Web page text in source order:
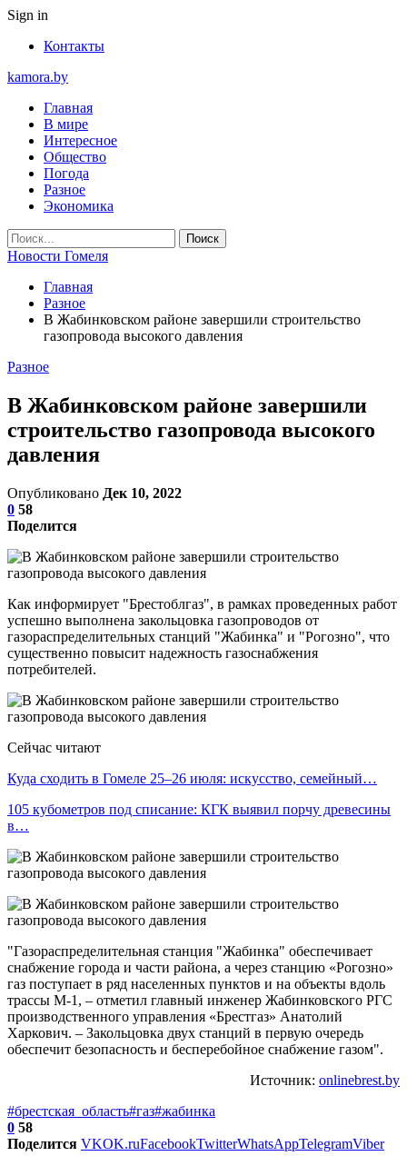
Sign in
Контакты
kamora.by
Главная
В мире
Интересное
Общество
Погода
Разное
Экономика
Новости Гомеля
Главная
Разное
В Жабинковском районе завершили строительство
газопровода высокого давления
Разное
В Жабинковском районе завершили
строительство газопровода высокого
давления
Опубликовано Дек 10, 2022
0 58
Поделится
Как информирует "Брестоблгаз", в рамках проведенных работ
успешно выполнена закольцовка газопроводов от
газораспределительных станций "Жабинка" и "Рогозно", что
существенно повысит надежность газоснабжения
потребителей.
Сейчас читают
Куда сходить в Гомеле 25–26 июля: искусство, семейный…
105 кубометров под списание: КГК выявил порчу древесины
в…
"Газораспределительная станция "Жабинка" обеспечивает
снабжение города и части района, а через станцию «Рогозно»
газ поступает в ряд населенных пунктов и на объекты вдоль
трассы М-1, – отметил главный инженер Жабинковского РГС
производственного управления «Брестгаз» Анатолий
Харкович. – Закольцовка двух станций в первую очередь
обеспечит безопасность и бесперебойное снабжение газом".
Источник: onlinebrest.by
#брестская_область#газ#жабинка
0 58
Поделится VKOK.ruFacebookTwitterWhatsAppTelegramViber